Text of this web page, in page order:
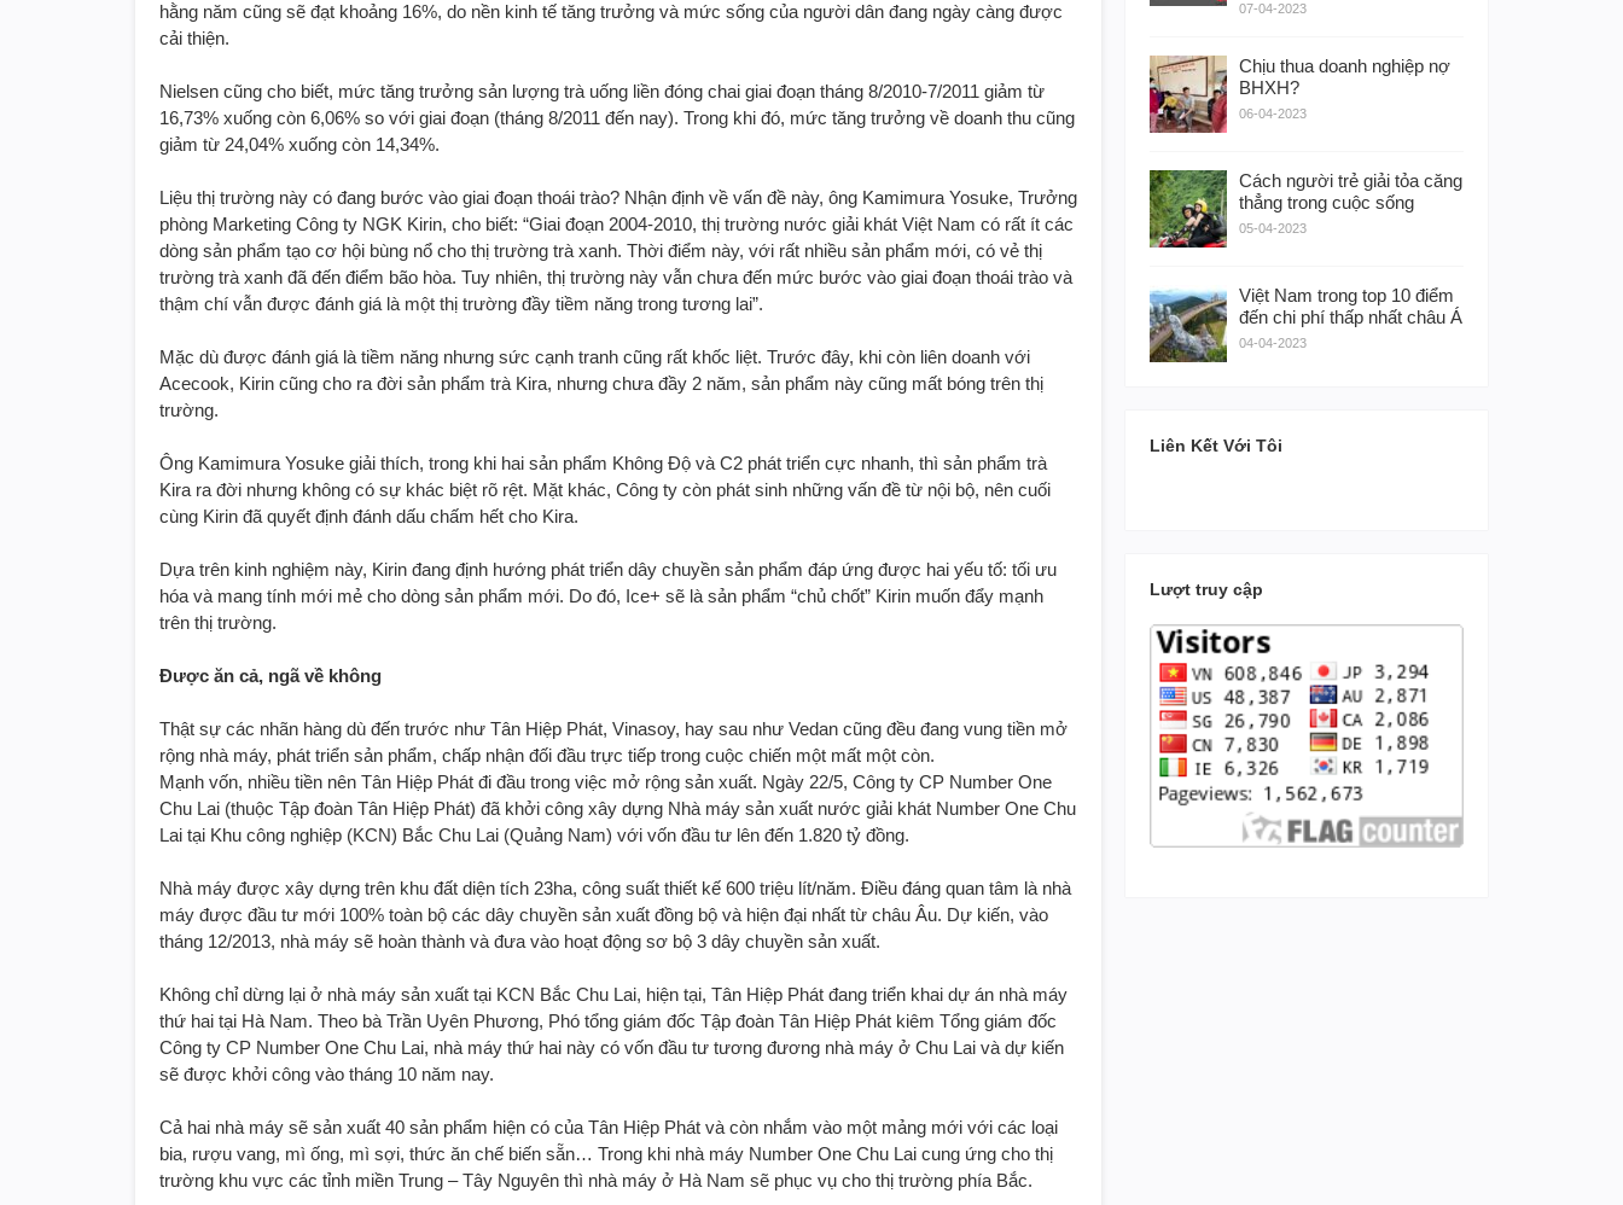
hằng năm cũng sẽ đạt khoảng 16%, do nền kinh tế tăng trưởng và mức sống của người dân đang ngày càng được
cải thiện.
Nielsen cũng cho biết, mức tăng trưởng sản lượng trà uống liền đóng chai giai đoạn tháng 8/2010-7/2011 giảm từ
16,73% xuống còn 6,06% so với giai đoạn (tháng 8/2011 đến nay). Trong khi đó, mức tăng trưởng về doanh thu cũng
giảm từ 24,04% xuống còn 14,34%.
Liệu thị trường này có đang bước vào giai đoạn thoái trào? Nhận định về vấn đề này, ông Kamimura Yosuke, Trưởng
phòng Marketing Công ty NGK Kirin, cho biết: “Giai đoạn 2004-2010, thị trường nước giải khát Việt Nam có rất ít các
dòng sản phẩm tạo cơ hội bùng nổ cho thị trường trà xanh. Thời điểm này, với rất nhiều sản phẩm mới, có vẻ thị
trường trà xanh đã đến điểm bão hòa. Tuy nhiên, thị trường này vẫn chưa đến mức bước vào giai đoạn thoái trào và
thậm chí vẫn được đánh giá là một thị trường đầy tiềm năng trong tương lai”.
Mặc dù được đánh giá là tiềm năng nhưng sức cạnh tranh cũng rất khốc liệt. Trước đây, khi còn liên doanh với
Acecook, Kirin cũng cho ra đời sản phẩm trà Kira, nhưng chưa đầy 2 năm, sản phẩm này cũng mất bóng trên thị
trường.
Ông Kamimura Yosuke giải thích, trong khi hai sản phẩm Không Độ và C2 phát triển cực nhanh, thì sản phẩm trà
Kira ra đời nhưng không có sự khác biệt rõ rệt. Mặt khác, Công ty còn phát sinh những vấn đề từ nội bộ, nên cuối
cùng Kirin đã quyết định đánh dấu chấm hết cho Kira.
Dựa trên kinh nghiệm này, Kirin đang định hướng phát triển dây chuyền sản phẩm đáp ứng được hai yếu tố: tối ưu
hóa và mang tính mới mẻ cho dòng sản phẩm mới. Do đó, Ice+ sẽ là sản phẩm “chủ chốt” Kirin muốn đẩy mạnh
trên thị trường.
Được ăn cả, ngã về không
Thật sự các nhãn hàng dù đến trước như Tân Hiệp Phát, Vinasoy, hay sau như Vedan cũng đều đang vung tiền mở
rộng nhà máy, phát triển sản phẩm, chấp nhận đối đầu trực tiếp trong cuộc chiến một mất một còn.
Mạnh vốn, nhiều tiền nên Tân Hiệp Phát đi đầu trong việc mở rộng sản xuất. Ngày 22/5, Công ty CP Number One
Chu Lai (thuộc Tập đoàn Tân Hiệp Phát) đã khởi công xây dựng Nhà máy sản xuất nước giải khát Number One Chu
Lai tại Khu công nghiệp (KCN) Bắc Chu Lai (Quảng Nam) với vốn đầu tư lên đến 1.820 tỷ đồng.
Nhà máy được xây dựng trên khu đất diện tích 23ha, công suất thiết kế 600 triệu lít/năm. Điều đáng quan tâm là nhà
máy được đầu tư mới 100% toàn bộ các dây chuyền sản xuất đồng bộ và hiện đại nhất từ châu Âu. Dự kiến, vào
tháng 12/2013, nhà máy sẽ hoàn thành và đưa vào hoạt động sơ bộ 3 dây chuyền sản xuất.
Không chỉ dừng lại ở nhà máy sản xuất tại KCN Bắc Chu Lai, hiện tại, Tân Hiệp Phát đang triển khai dự án nhà máy
thứ hai tại Hà Nam. Theo bà Trần Uyên Phương, Phó tổng giám đốc Tập đoàn Tân Hiệp Phát kiêm Tổng giám đốc
Công ty CP Number One Chu Lai, nhà máy thứ hai này có vốn đầu tư tương đương nhà máy ở Chu Lai và dự kiến
sẽ được khởi công vào tháng 10 năm nay.
Cả hai nhà máy sẽ sản xuất 40 sản phẩm hiện có của Tân Hiệp Phát và còn nhắm vào một mảng mới với các loại
bia, rượu vang, mì ống, mì sợi, thức ăn chế biến sẵn… Trong khi nhà máy Number One Chu Lai cung ứng cho thị
trường khu vực các tỉnh miền Trung – Tây Nguyên thì nhà máy ở Hà Nam sẽ phục vụ cho thị trường phía Bắc.
07-04-2023
Chịu thua doanh nghiệp nợ
BHXH?
06-04-2023
Cách người trẻ giải tỏa căng
thẳng trong cuộc sống
05-04-2023
Việt Nam trong top 10 điểm
đến chi phí thấp nhất châu Á
04-04-2023
Liên Kết Với Tôi
Lượt truy cập